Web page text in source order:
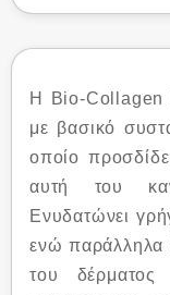
Η Bio-Collagen
με βασικό
οποίο
αυτή του
Ενυδατώνει
ενώ παράλληλα
του